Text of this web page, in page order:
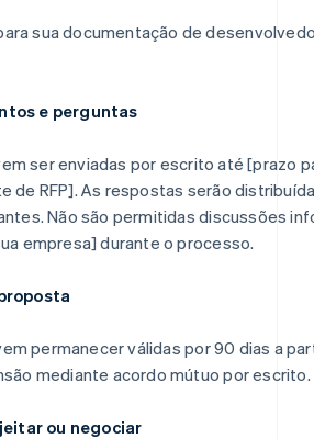
sua documentação de
e perguntas
ser enviadas por escrito até [prazo
de RFP]. As respostas serão
Não são permitidas discussões
empresa] durante o processo.
permanecer válidas por 90 dias a
mediante acordo mútuo por escrito.
ou negociar